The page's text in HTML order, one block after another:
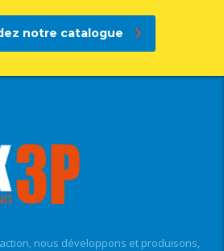
notre catalogue
nous développons et produisons,